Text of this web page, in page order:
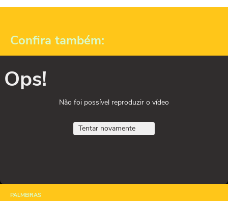
Confira também:
Ops!
Não foi possível reproduzir o vídeo
Tentar novamente
PALMEIRAS